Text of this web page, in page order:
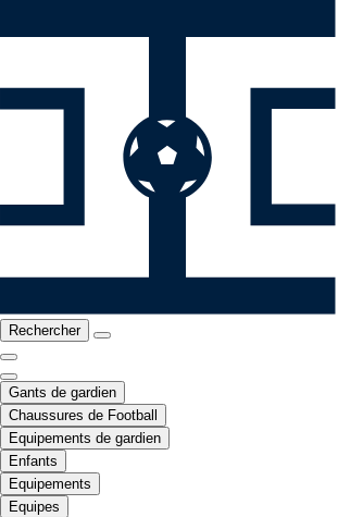
Rechercher
Gants de gardien
Chaussures de Football
Equipements de gardien
Enfants
Equipements
Equipes